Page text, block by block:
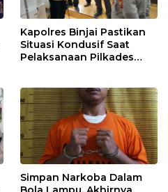
Kapolres Binjai Pastikan
Situasi Kondusif Saat
Pelaksanaan Pilkades
Simpan Narkoba Dalam